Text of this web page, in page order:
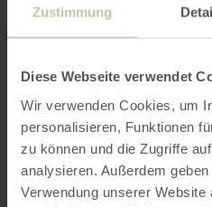
Zustimmung
Diese Webseite verwendet
Wir verwenden Cookies, um
personalisieren, Funktionen
zu können und die Zugriffe
analysieren. Außerdem
Verwendung unserer